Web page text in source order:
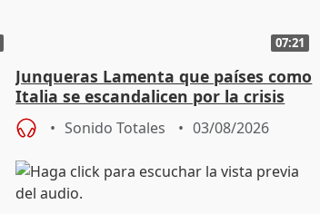
07:21
Junqueras Lamenta que países como
Italia se escandalicen por la crisis
migratoria
Sonido Totales 03/08/2026